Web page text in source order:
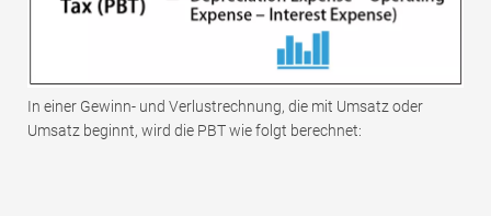
In einer Gewinn- und Verlustrechnung, die mit Umsatz oder
Umsatz beginnt, wird die PBT wie folgt berechnet: